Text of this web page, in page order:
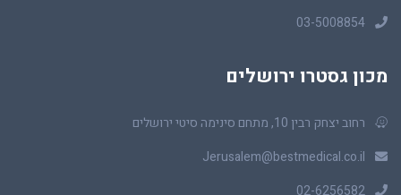
03-5008854
מכון גסטרו ירושלים
רחוב יצחק רבין 10, מתחם סינימה סיטי ירושלים
Jerusalem@bestmedical.co.il
02-6256582